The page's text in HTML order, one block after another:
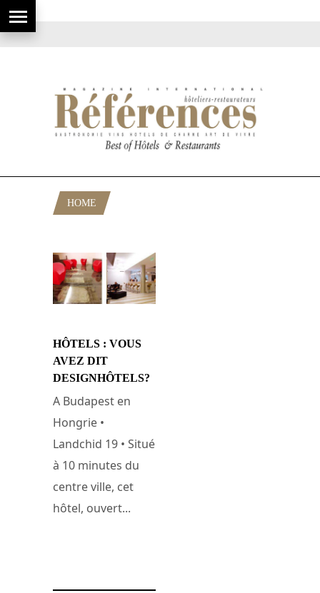
HOME
HÔTELS : VOUS
AVEZ DIT
DESIGNHÔTELS?
A Budapest en
Hongrie •
Landchid 19 • Situé
à 10 minutes du
centre ville, cet
hôtel, ouvert...